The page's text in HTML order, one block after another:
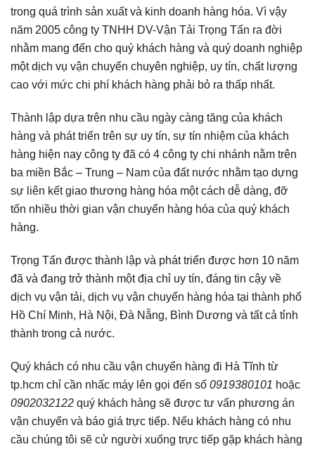
trong quá trình sản xuất và kinh doanh hàng hóa. Vì vậy
năm 2005 công ty TNHH DV-Vận Tải Trọng Tấn ra đời
nhằm mang đến cho quý khách hàng và quý doanh nghiệp
một dịch vụ vận chuyển chuyên nghiệp, uy tín, chất lượng
cao với mức chi phí khách hàng phải bỏ ra thấp nhất.
Thành lập dựa trên nhu cầu ngày càng tăng của khách
hàng và phát triển trên sự uy tín, sự tín nhiệm của khách
hàng hiện nay công ty đã có 4 công ty chi nhánh nằm trên
ba miền Bắc – Trung – Nam của đất nước nhằm tạo dựng
sự liên kết giao thương hàng hóa một cách dễ dàng, đỡ
tốn nhiều thời gian vận chuyển hàng hóa của quý khách
hàng.
Trọng Tấn được thành lập và phát triển được hơn 10 năm
đã và đang trở thành một địa chỉ uy tín, đáng tin cậy về
dịch vụ vận tải, dịch vụ vận chuyển hàng hóa tại thành phố
Hồ Chí Minh, Hà Nội, Đà Nẵng, Bình Dương và tất cả tỉnh
thành trong cả nước.
Quý khách có nhu cầu vận chuyển hàng đi Hà Tĩnh từ
tp.hcm chỉ cần nhấc máy lên gọi đến số 0919380101 hoặc
0902032122 quý khách hàng sẽ được tư vấn phương án
vận chuyển và báo giá trực tiếp. Nếu khách hàng có nhu
cầu chúng tôi sẽ cử người xuống trực tiếp gặp khách hàng